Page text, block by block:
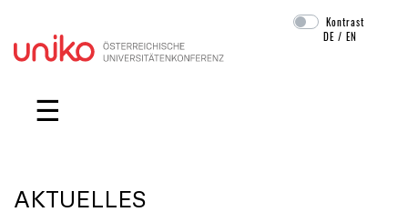
Navigation überspringen
Kontrast
DE /EN
☰
AKTUELLES